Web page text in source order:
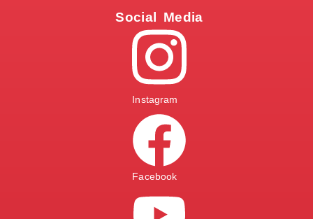
Social Media
Instagram
Facebook